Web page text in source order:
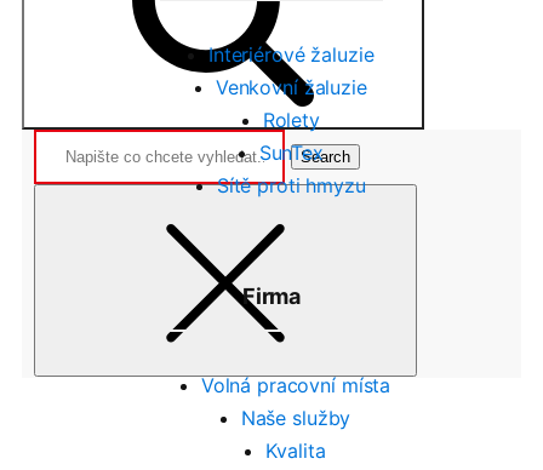
Interiérové žaluzie
Venkovní žaluzie
Rolety
SunTex
Sítě proti hmyzu
Firma
Volná pracovní místa
Naše služby
Kvalita